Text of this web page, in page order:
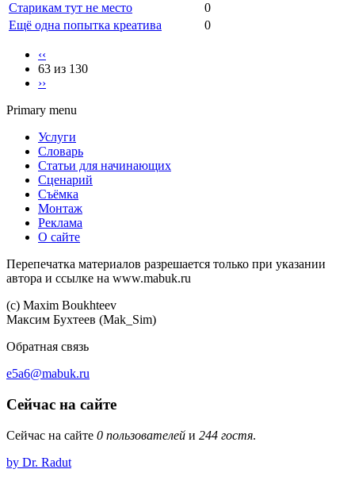
Старикам тут не место
0
Ещё одна попытка креатива
0
‹‹
63 из 130
››
Primary menu
Услуги
Словарь
Статьи для начинающих
Сценарий
Съёмка
Монтаж
Реклама
О сайте
Перепечатка материалов разрешается только при указании
автора и ссылке на www.mabuk.ru
(c) Maхim Boukhteev
Максим Бухтеев (Mak_Sim)
Обратная связь
e5a6@mabuk.ru
Сейчас на сайте
Сейчас на сайте 0 пользователей и 244 гостя.
by Dr. Radut